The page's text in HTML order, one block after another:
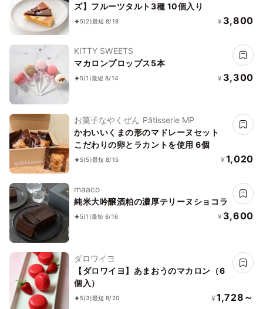
ズ】フルーツタルト3種 10個入り
5(2)最短 8/18 ¥ 3,800
KITTY SWEETS
マカロンプロップス5本
5(1)最短 8/14 ¥ 3,300
お菓子なやくぜん Pâtisserie MP
かわいいくまの形のマドレーヌセット
こだわりの卵とラカントを使用 6個
5(5)最短 8/15 ¥ 1,020
maaco
純米大吟醸酒粕の濃厚テリーヌショコラ
5(1)最短 8/16 ¥ 3,600
ダロワイヨ
【ダロワイヨ】あまおうのマカロン（6
個入）
5(3)最短 8/20 ¥ 1,728～